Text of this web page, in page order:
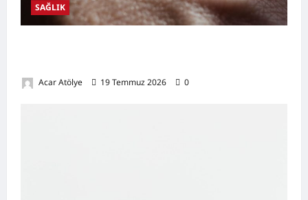
SAĞLIK
Acar Atölye 19 Temmuz 2026 0